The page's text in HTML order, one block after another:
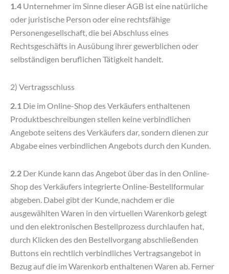
1.4 Unternehmer im Sinne dieser AGB ist eine natürliche
oder juristische Person oder eine rechtsfähige
Personengesellschaft, die bei Abschluss eines
Rechtsgeschäfts in Ausübung ihrer gewerblichen oder
selbständigen beruflichen Tätigkeit handelt.
2) Vertragsschluss
2.1 Die im Online-Shop des Verkäufers enthaltenen
Produktbeschreibungen stellen keine verbindlichen
Angebote seitens des Verkäufers dar, sondern dienen zur
Abgabe eines verbindlichen Angebots durch den Kunden.
2.2 Der Kunde kann das Angebot über das in den Online-
Shop des Verkäufers integrierte Online-Bestellformular
abgeben. Dabei gibt der Kunde, nachdem er die
ausgewählten Waren in den virtuellen Warenkorb gelegt
und den elektronischen Bestellprozess durchlaufen hat,
durch Klicken des den Bestellvorgang abschließenden
Buttons ein rechtlich verbindliches Vertragsangebot in
Bezug auf die im Warenkorb enthaltenen Waren ab. Ferner